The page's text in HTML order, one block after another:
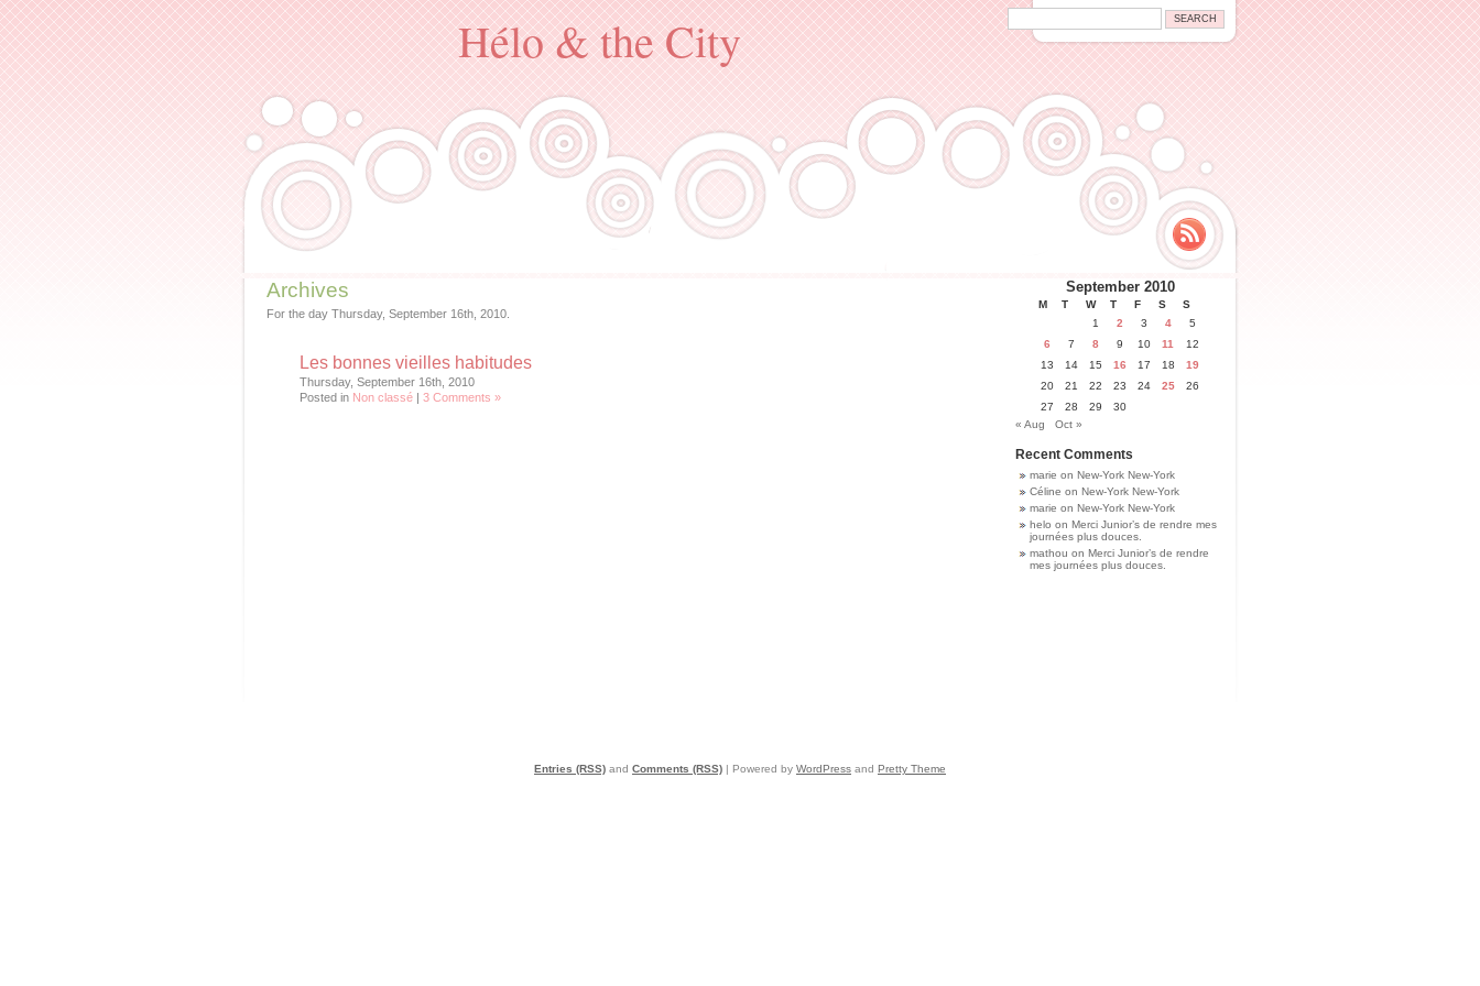
Hélo & the City
Archives
For the day Thursday, September 16th, 2010.
Les bonnes vieilles habitudes
Thursday, September 16th, 2010
Posted in Non classé | 3 Comments »
September 2010
M T W T F S
S
1
2 3 4
5
6
7 8 9 10 11
12
13
14 15 16 17 18
19
20
21 22 23 24 25
26
27
28 29
30
« Aug
Oct »
Recent Comments
marie on New-York New-York
Céline on New-York New-York
marie on New-York New-York
helo on Merci Junior’s de rendre mes
journées plus douces.
mathou on Merci Junior’s de rendre
mes journées plus douces.
Entries (RSS) and Comments (RSS) | Powered by WordPress and Pretty Theme